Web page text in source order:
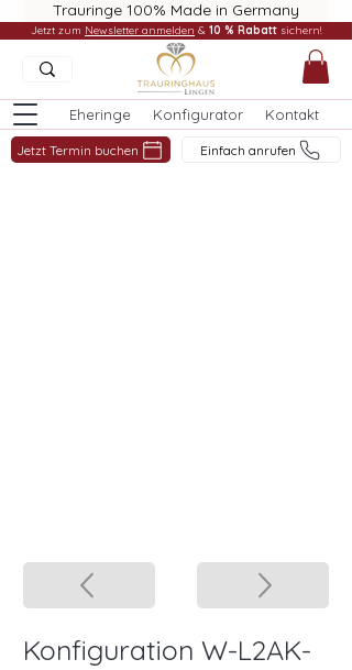
Trauringe 100% Made in Germany
Eheringe Konfigurator Kontakt
Jetzt Termin buchen Einfach anrufen
Jetzt zum Newsletter anmelden & 10 % Rabatt sichern!
Konfiguration W-L2AK-